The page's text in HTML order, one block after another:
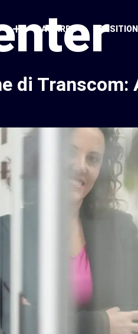
AWARDS
di Transcom: